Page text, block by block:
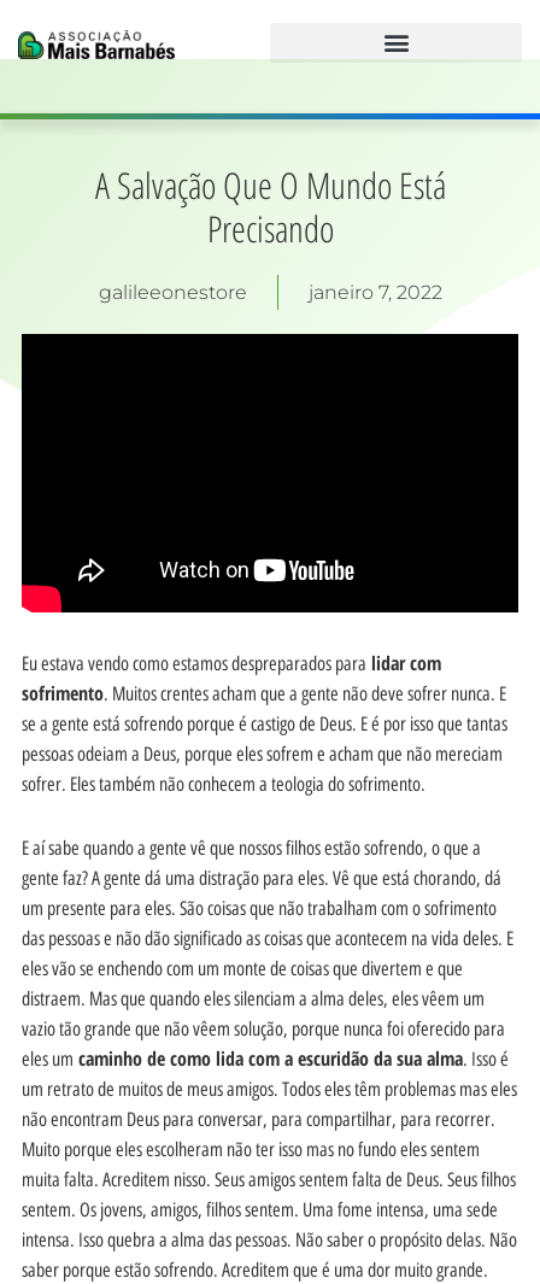
para
conteúdo
A Salvação Que O Mundo Está
Precisando
galileeonestore janeiro 7, 2022
Eu estava vendo como estamos despreparados para lidar com
sofrimento. Muitos crentes acham que a gente não deve sofrer nunca. E
se a gente está sofrendo porque é castigo de Deus. E é por isso que tantas
pessoas odeiam a Deus, porque eles sofrem e acham que não mereciam
sofrer. Eles também não conhecem a teologia do sofrimento.
E aí sabe quando a gente vê que nossos filhos estão sofrendo, o que a
gente faz? A gente dá uma distração para eles. Vê que está chorando, dá
um presente para eles. São coisas que não trabalham com o sofrimento
das pessoas e não dão significado as coisas que acontecem na vida deles. E
eles vão se enchendo com um monte de coisas que divertem e que
distraem. Mas que quando eles silenciam a alma deles, eles vêem um
vazio tão grande que não vêem solução, porque nunca foi oferecido para
eles um caminho de como lida com a escuridão da sua alma. Isso é
um retrato de muitos de meus amigos. Todos eles têm problemas mas eles
não encontram Deus para conversar, para compartilhar, para recorrer.
Muito porque eles escolheram não ter isso mas no fundo eles sentem
muita falta. Acreditem nisso. Seus amigos sentem falta de Deus. Seus filhos
sentem. Os jovens, amigos, filhos sentem. Uma fome intensa, uma sede
intensa. Isso quebra a alma das pessoas. Não saber o propósito delas. Não
saber porque estão sofrendo. Acreditem que é uma dor muito grande.